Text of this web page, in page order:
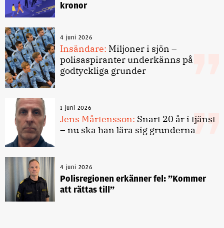
kronor
4 juni 2026
Insändare: Miljoner i sjön –
polisaspiranter underkänns på
godtyckliga grunder
1 juni 2026
Jens Mårtensson: Snart 20 år i tjänst
– nu ska han lära sig grunderna
4 juni 2026
Polisregionen erkänner fel: ”Kommer
att rättas till”